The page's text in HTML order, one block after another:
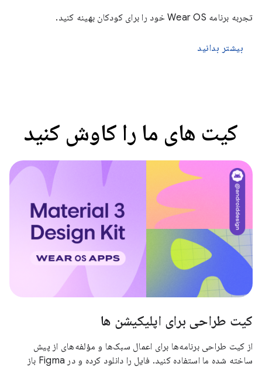
تجربه برنامه Wear OS خود را برای کودکان بهینه کنید.
بیشتر بدانید
کیت های ما را کاوش کنید
کیت طراحی برای اپلیکیشن ها
از کیت طراحی برنامه‌ها برای اعمال سبک‌ها و مؤلفه‌های از پیش
ساخته شده ما استفاده کنید. فایل را دانلود کرده و در Figma باز